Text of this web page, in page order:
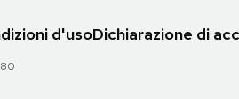
d'usoDichiarazione di